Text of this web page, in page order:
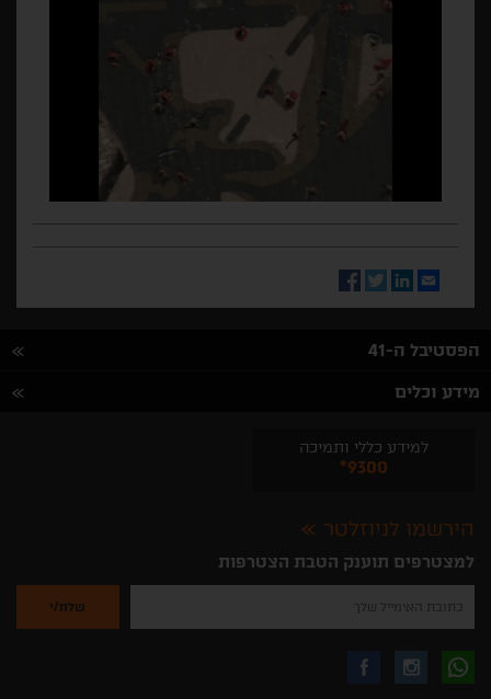
Email
LinkedIn
Twitter
Facebook
הפסטיבל ה-41
מידע וכלים
למידע כללי ותמיכה
*9300
הירשמו לניוזלטר
למצטרפים תוענק הטבת הצטרפות
להזין
שלך
לקבלת עקבו